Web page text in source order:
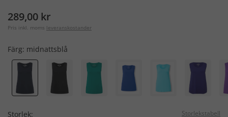
289,00 kr
Pris inkl. moms leveranskostander
Färg: midnattsblå
Storlek: Storlekstabell